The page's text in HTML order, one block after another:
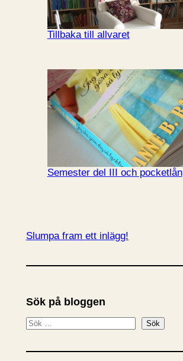
Tillbaka till allvaret
Semester del III och pocketlån
Slumpa fram ett inlägg!
Sök på bloggen
S
k
Sök